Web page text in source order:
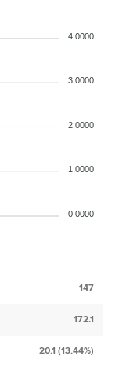
4.0000
3.0000
2.0000
1.0000
0.0000
147
172.1
20.1 (13.44%)